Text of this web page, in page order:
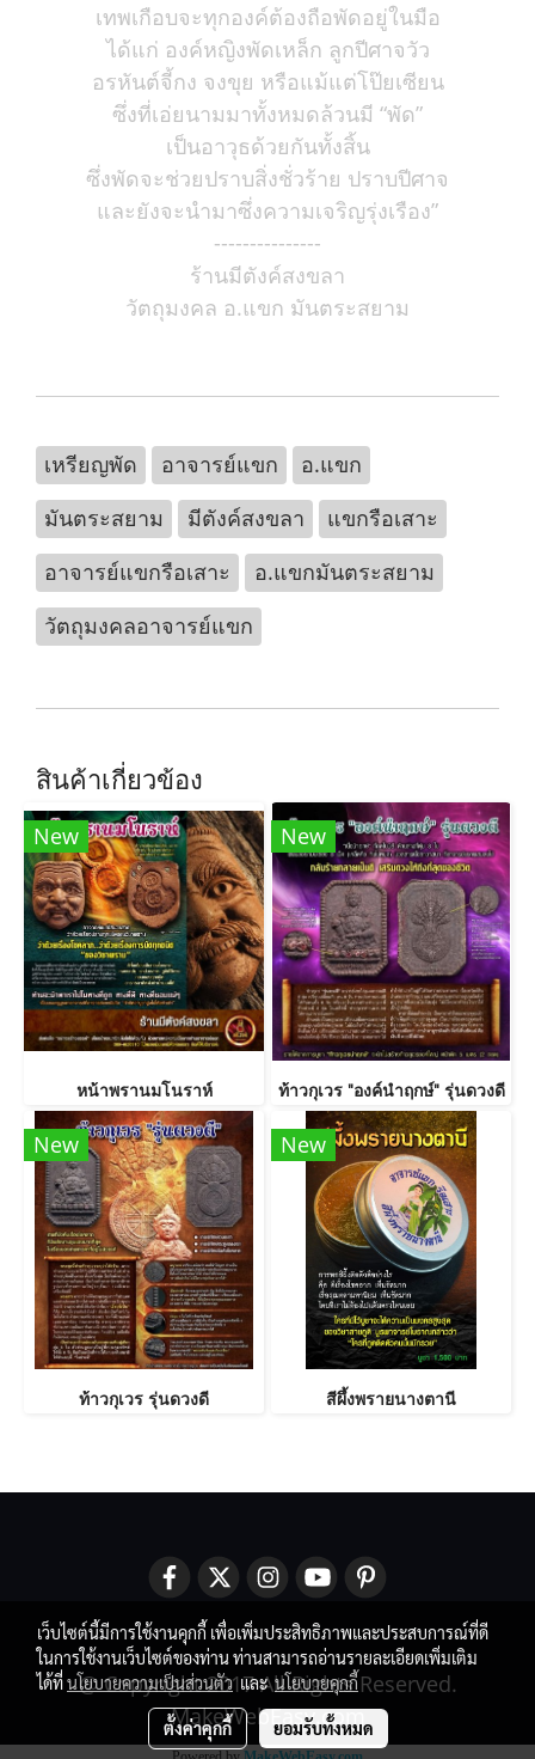
เทพเกือบจะทุกองค์ต้องถือพัดอยู่ในมือ
ได้แก่ องค์หญิงพัดเหล็ก ลูกปีศาจวัว
อรหันต์จี้กง จงขุย หรือแม้แต่โป๊ยเซียน
ซึ่งที่เอ่ยนามมาทั้งหมดล้วนมี “พัด”
เป็นอาวุธด้วยกันทั้งสิ้น
ซึ่งพัดจะช่วยปราบสิ่งชั่วร้าย ปราบปีศาจ
และยังจะนำมาซึ่งความเจริญรุ่งเรือง”
---------------
ร้านมีตังค์สงขลา
วัตถุมงคล อ.แขก มันตระสยาม
เหรียญพัด อาจารย์แขก
อ.แขก
มันตระสยาม
มีตังค์สงขลา
แขกรือเสาะ
อาจารย์แขกรือเสาะ
อ.แขกมันตระสยาม
วัตถุมงคลอาจารย์แขก
สินค้าเกี่ยวข้อง
New
หน้าพรานมโนราห์
New
ท้าวกุเวร "องค์นำฤกษ์" รุ่นดวงดี
New
ท้าวกุเวร รุ่นดวงดี
New
สีผึ้งพรายนางตานี
@ Copyright 2017 All Rights Reserved.
MakeWebEasy.com
เว็บไซต์นี้มีการใช้งานคุกกี้ เพื่อเพิ่มประสิทธิภาพและประสบการณ์ที่ดี
ในการใช้งานเว็บไซต์ของท่าน ท่านสามารถอ่านรายละเอียดเพิ่มเติม
ได้ที่นโยบายความเป็นส่วนตัวและนโยบายคุกกี้
ตั้งค่าคุกกี้ ยอมรับทั้งหมด